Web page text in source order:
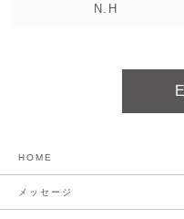
N.H
HOME
メッセージ